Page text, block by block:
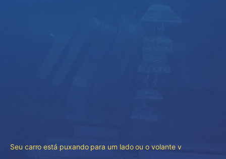
Seu carro está puxando para um lado ou o volante v